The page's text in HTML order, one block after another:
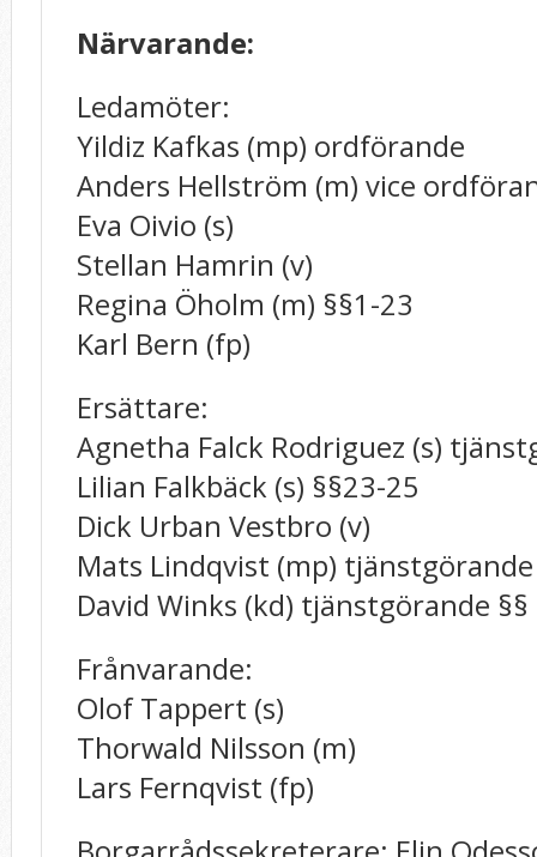
Närvarande:
Ledamöter:
Yildiz Kafkas (mp) ordförande
Anders Hellström (m) vice
Eva Oivio (s)
Stellan Hamrin (v)
Regina Öholm (m) §§1-23
Karl Bern (fp)
Ersättare:
Agnetha Falck Rodriguez (s)
Lilian Falkbäck (s) §§23-25
Dick Urban Vestbro (v)
Mats Lindqvist (mp)
David Winks (kd) tjänstgörande
Frånvarande:
Olof Tappert (s)
Thorwald Nilsson (m)
Lars Fernqvist (fp)